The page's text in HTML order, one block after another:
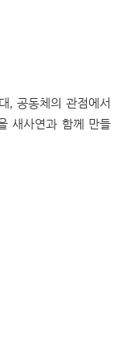
, 공동체의 관점에서
새사연과 함께 만들